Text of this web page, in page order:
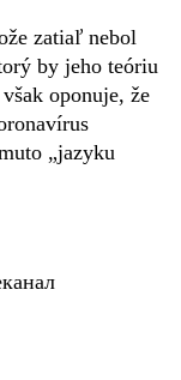
zatiaľ nebol
by jeho teóriu
oponuje, že
„jazyku